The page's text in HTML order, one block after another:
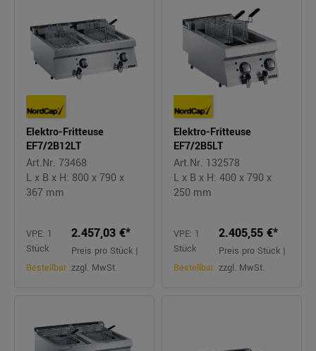
Elektro-Fritteuse
EF7/2B12LT
Art.Nr. 73468
L x B x H: 800 x 790 x
367 mm
VPE: 1
Stück
Bestellbar
2.457,03 €*
Preis pro Stück |
zzgl. MwSt.
Elektro-Fritteuse
EF7/2B5LT
Art.Nr. 132578
L x B x H: 400 x 790 x
250 mm
VPE: 1
Stück
Bestellbar
2.405,55 €*
Preis pro Stück |
zzgl. MwSt.